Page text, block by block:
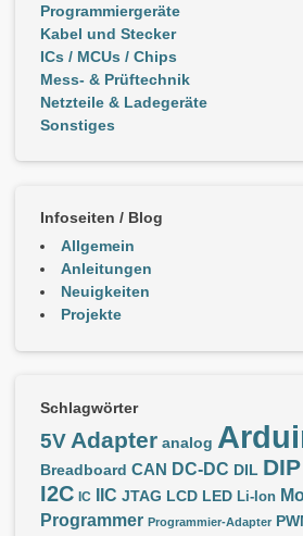
Programmiergeräte
Kabel und Stecker
ICs / MCUs / Chips
Mess- & Prüftechnik
Netzteile & Ladegeräte
Sonstiges
Infoseiten / Blog
Allgemein
Anleitungen
Neuigkeiten
Projekte
Schlagwörter
5V Adapter analog
Breadboard CAN DC-DC DIL DIP
I2C IC IIC JTAG LCD LED Li-Ion
Programmer Programmier-Adapter